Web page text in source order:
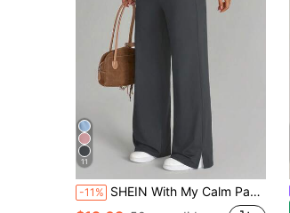
11
-11% SHEIN With My Calm Pantalones largos deportivos negros casuales y versátiles con diseño de abertura lateral de cinta elástica de alta elasticidad, cómodos y estilizadores